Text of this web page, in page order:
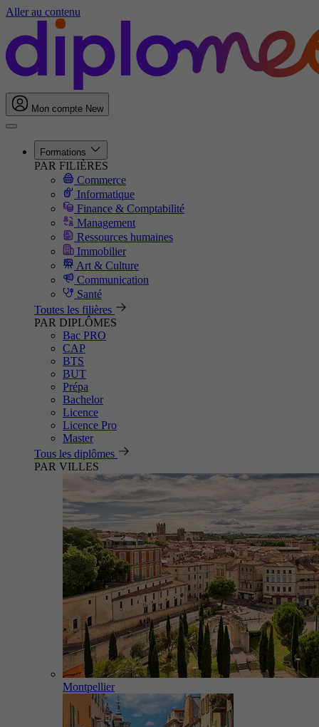
Aller au contenu
Mon compte New
Formations
PAR FILIÈRES
Commerce
Informatique
Finance & Comptabilité
Management
Ressources humaines
Immobilier
Art & Culture
Communication
Santé
Toutes les filières
PAR DIPLÔMES
Bac PRO
CAP
BTS
BUT
Prépa
Bachelor
Licence
Licence Pro
Master
Tous les diplômes
PAR VILLES
Montpellier